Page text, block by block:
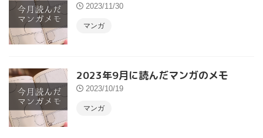
2023/11/30
マンガ
2023年9月に読んだマンガのメモ
2023/10/19
マンガ